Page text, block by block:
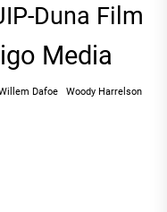
Duna Film
Media
Dafoe Woody Harrelson